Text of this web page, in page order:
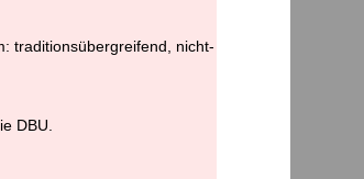
traditionsübergreifend, nicht-
DBU.